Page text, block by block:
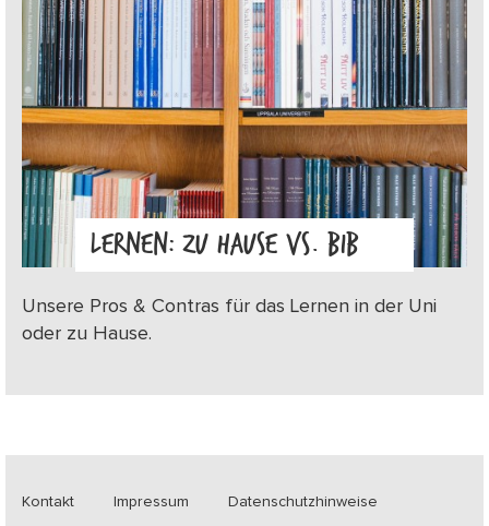
LERNEN: ZU HAUSE VS. BIB
Unsere Pros & Contras für das Lernen in der Uni
oder zu Hause.
Kontakt Impressum Datenschutzhinweise